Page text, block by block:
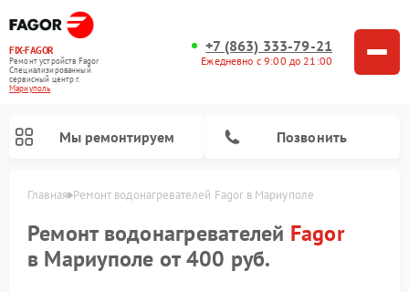
FIX-FAGOR
Ремонт устройств Fagor
Специализированный
cервисный центр г.
Мариуполь
+7 (863) 333-79-21
Ежедневно с 9:00 до 21:00
Мы ремонтируем Позвонить
Главная Ремонт водонагревателей Fagor в Мариуполе
Ремонт водонагревателей Fagor
в Мариуполе от 400 руб.